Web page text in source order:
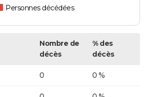
Personnes décédées
Nombre de
décès
% des
décès
0 0 %